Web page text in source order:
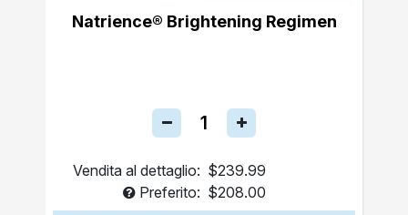
Natrience® Brightening Regimen
Vendita al dettaglio: $239.99
Preferito: $208.00